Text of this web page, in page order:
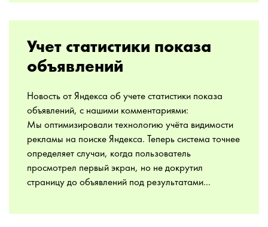
Учет статистики показа
объявлений
Новость от Яндекса об учете статистики показа
объявлений, с нашими комментариями:
Мы оптимизировали технологию учёта видимости
рекламы на поиске Яндекса. Теперь система точнее
определяет случаи, когда пользователь
просмотрел первый экран, но не докрутил
страницу до объявлений под результатами...